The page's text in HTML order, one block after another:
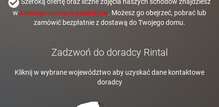
Szeroką ofertę oraz liczne zdjęcia naszych schodów znajdziesz
w katalogu naszych produktów. Możesz go obejrzeć, pobrać lub
zamówić bezpłatnie z dostawą do Twojego domu.
Zadzwoń do doradcy Rintal
Kliknij w wybrane województwo aby uzyskać dane kontaktowe
doradcy